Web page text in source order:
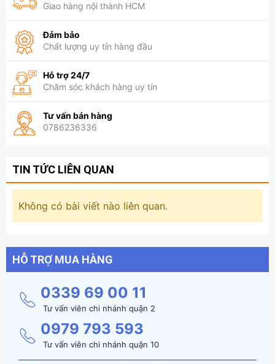
✔ Phù hợp khi dắt chó đi dạo hằng ngày
Xem thêm các loại Dụng Cụ Vệ Sinh khác cho thú cưng:
https://www.petsaigon.vn/dung-cu-ve-sinh
Giao hàng nội thành HCM
Đảm bảo
Chất lượng uy tín hàng đầu
Hỗ trợ 24/7
Chăm sóc khách hàng uy tín
Tư vấn bán hàng
0786236336
TIN TỨC LIÊN QUAN
Không có bài viết nào liên quan.
HỖ TRỢ MUA HÀNG
0339 69 00 11
Tư vấn viên chi nhánh quận 2
0979 793 593
Tư vấn viên chi nhánh quận 10